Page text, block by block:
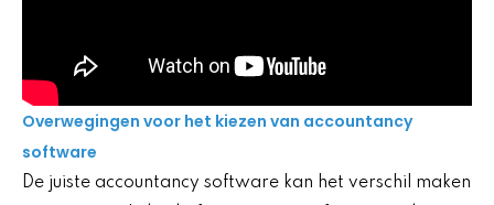
Overwegingen voor het kiezen van accountancy
software
De juiste accountancy software kan het verschil maken